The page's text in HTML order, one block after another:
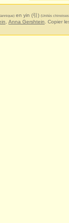
en yin (引) (Unités
Anna Gershtein . Copier